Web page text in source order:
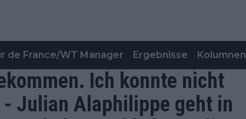
de France/WT Manager Ergebnisse Kolumnen
Ich konnte nicht
Julian Alaphilippe geht in